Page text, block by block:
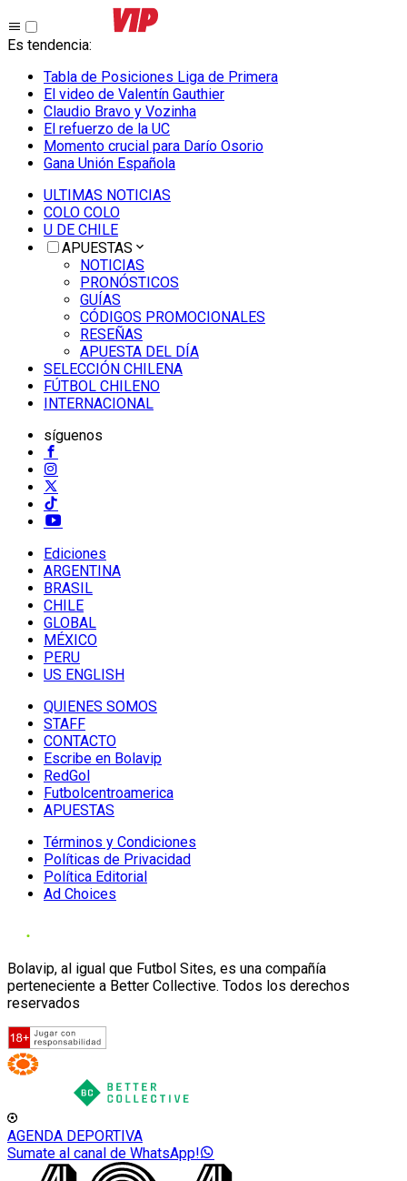
Es tendencia:
Tabla de Posiciones Liga de Primera
El video de Valentín Gauthier
Claudio Bravo y Vozinha
El refuerzo de la UC
Momento crucial para Darío Osorio
Gana Unión Española
ULTIMAS NOTICIAS
COLO COLO
U DE CHILE
APUESTAS
NOTICIAS
PRONÓSTICOS
GUÍAS
CÓDIGOS PROMOCIONALES
RESEÑAS
APUESTA DEL DÍA
SELECCIÓN CHILENA
FÚTBOL CHILENO
INTERNACIONAL
síguenos
Ediciones
ARGENTINA
BRASIL
CHILE
GLOBAL
MÉXICO
PERU
US ENGLISH
QUIENES SOMOS
STAFF
CONTACTO
Escribe en Bolavip
RedGol
Futbolcentroamerica
APUESTAS
Términos y Condiciones
Políticas de Privacidad
Política Editorial
Ad Choices
Bolavip, al igual que Futbol Sites, es una compañía
perteneciente a Better Collective. Todos los derechos
reservados
AGENDA DEPORTIVA
Sumate al canal de WhatsApp!